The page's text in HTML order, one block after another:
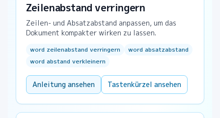
Zeilenabstand verringern
Zeilen- und Absatzabstand anpassen, um das
Dokument kompakter wirken zu lassen.
word zeilenabstand verringern
word absatzabstand
word abstand verkleinern
Anleitung ansehen Tastenkürzel ansehen